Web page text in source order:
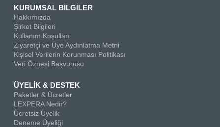
KURUMSAL BİLGİLER
Hakkımızda
Şirket Bilgileri
Kullanım Koşulları
Ziyaretçi ve Üye Aydınlatma Metni
Kişisel Verilerin Korunması Politikası
Veri Öznesi Başvurusu
ÜYELİK & DESTEK
Paketler & Ücretler
LEXPERA Nedir?
Ücretsiz Üyelik
Deneme Üyeliği